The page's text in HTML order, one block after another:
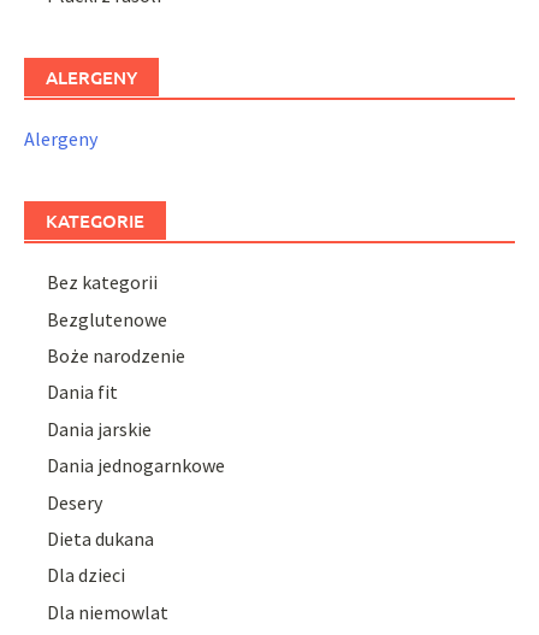
ALERGENY
Alergeny
KATEGORIE
Bez kategorii
Bezglutenowe
Boże narodzenie
Dania fit
Dania jarskie
Dania jednogarnkowe
Desery
Dieta dukana
Dla dzieci
Dla niemowlat